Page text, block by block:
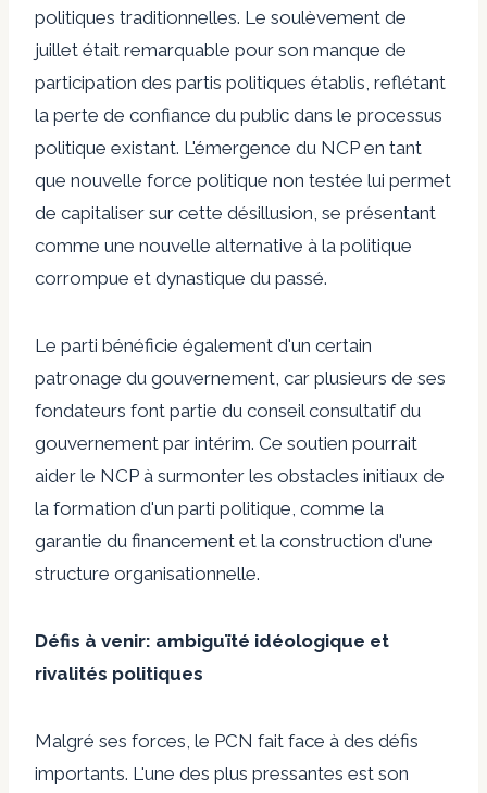
politiques traditionnelles. Le soulèvement de
juillet était remarquable pour son manque de
participation des partis politiques établis, reflétant
la perte de confiance du public dans le processus
politique existant. L'émergence du NCP en tant
que nouvelle force politique non testée lui permet
de capitaliser sur cette désillusion, se présentant
comme une nouvelle alternative à la politique
corrompue et dynastique du passé.
Le parti bénéficie également d'un certain
patronage du gouvernement, car plusieurs de ses
fondateurs font partie du conseil consultatif du
gouvernement par intérim. Ce soutien pourrait
aider le NCP à surmonter les obstacles initiaux de
la formation d'un parti politique, comme la
garantie du financement et la construction d'une
structure organisationnelle.
Défis à venir: ambiguïté idéologique et
rivalités politiques
Malgré ses forces, le PCN fait face à des défis
importants. L'une des plus pressantes est son